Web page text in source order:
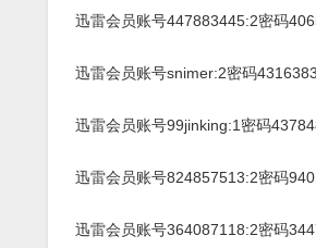
迅雷会员账号447883445:2密码
迅雷会员账号snimer:2密码4316383
迅雷会员账号99jinking:1密码
迅雷会员账号824857513:2密码
迅雷会员账号364087118:2密码